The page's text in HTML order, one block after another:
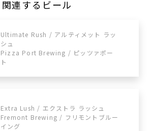
関連するビール
Ultimate Rush / アルティメット ラッ
シュ
Pizza Port Brewing / ​​ピッツァポー
ト
Extra Lush / エクストラ ラッシュ
Fremont Brewing / フリモントブルー
イング